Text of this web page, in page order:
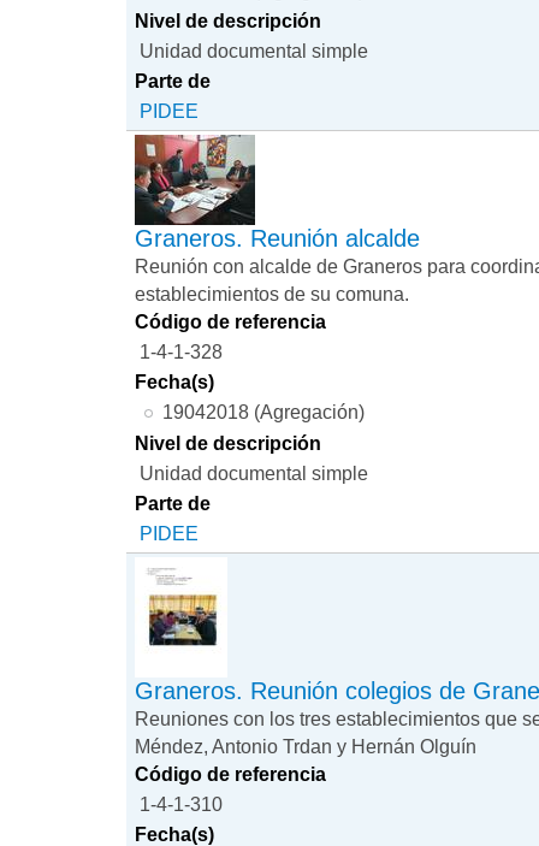
Nivel de descripción
Unidad documental simple
Parte de
PIDEE
Graneros. Reunión alcalde
Reunión con alcalde de Graneros para
establecimientos de su comuna.
Código de referencia
1-4-1-328
Fecha(s)
19042018 (Agregación)
Nivel de descripción
Unidad documental simple
Parte de
PIDEE
Graneros. Reunión colegios de
Reuniones con los tres establecimientos que
Méndez, Antonio Trdan y Hernán Olguín
Código de referencia
1-4-1-310
Fecha(s)